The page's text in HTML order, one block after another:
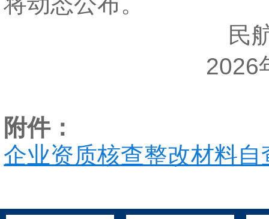
民航
2026
附件：
企业资质核查整改材料自